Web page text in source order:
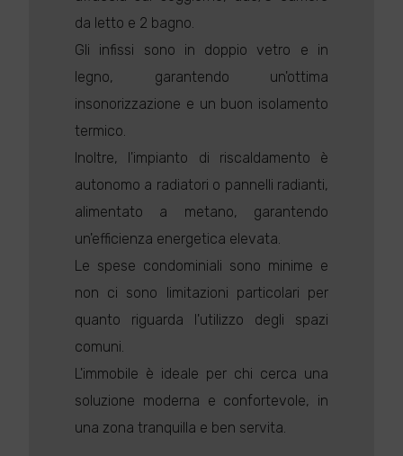
da letto e 2 bagno.
Gli infissi sono in doppio vetro e in
legno, garantendo un'ottima
insonorizzazione e un buon isolamento
termico.
Inoltre, l'impianto di riscaldamento è
autonomo a radiatori o pannelli radianti,
alimentato a metano, garantendo
un'efficienza energetica elevata.
Le spese condominiali sono minime e
non ci sono limitazioni particolari per
quanto riguarda l'utilizzo degli spazi
comuni.
L'immobile è ideale per chi cerca una
soluzione moderna e confortevole, in
una zona tranquilla e ben servita.